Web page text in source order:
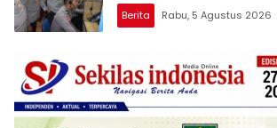
Berita Rabu, 5 Agustus 2026